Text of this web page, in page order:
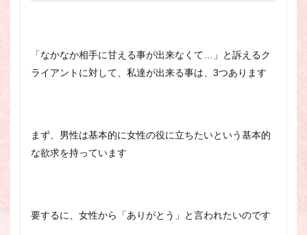
「なかなか相手に甘える事が出来なくて…」と訴えるク
ライアントに対して、私達が出来る事は、3つあります
まず、男性は基本的に女性の役に立ちたいという基本的
な欲求を持っています
要するに、女性から「ありがとう」と言われたいのです